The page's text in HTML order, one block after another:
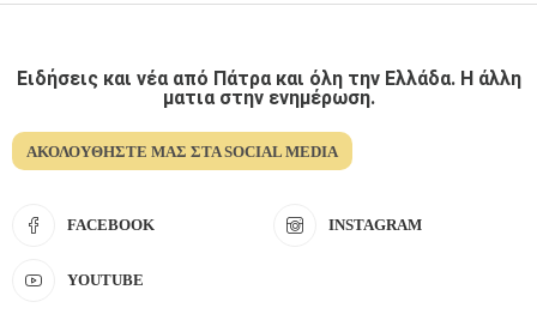
Ειδήσεις και νέα από Πάτρα και όλη την Ελλάδα. Η άλλη
ματια στην ενημέρωση.
ΑΚΟΛΟΥΘΉΣΤΕ ΜΑΣ ΣΤΑ SOCIAL MEDIA
FACEBOOK INSTAGRAM
YOUTUBE